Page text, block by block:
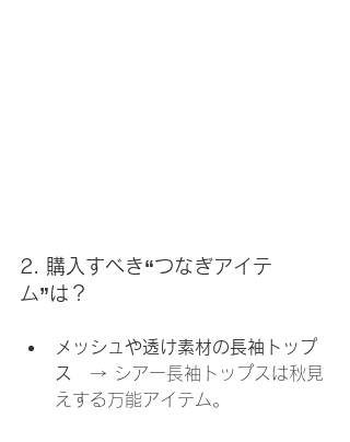
2. 購入すべき“つなぎアイテ
ム”は？
メッシュや透け素材の長袖トップ
ス
→ シアー長袖トップスは秋見
えする万能アイテム。